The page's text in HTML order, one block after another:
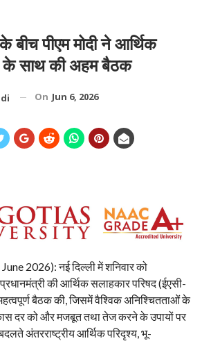
बीच पीएम मोदी ने आर्थिक
के साथ की अहम बैठक
On Jun 6, 2026
2026): नई दिल्ली में शनिवार को
की आर्थिक सलाहकार परिषद (ईएसी-
बैठक की, जिसमें वैश्विक अनिश्चितताओं के
दर को और मजबूत तथा तेज करने के उपायों पर
अंतरराष्ट्रीय आर्थिक परिदृश्य, भू-